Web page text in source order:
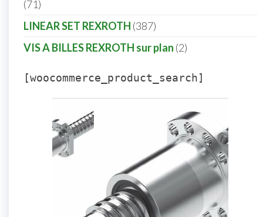
71
LINEAR SET REXROTH 387
VIS A BILLES REXROTH sur plan 2
[woocommerce_product_search]